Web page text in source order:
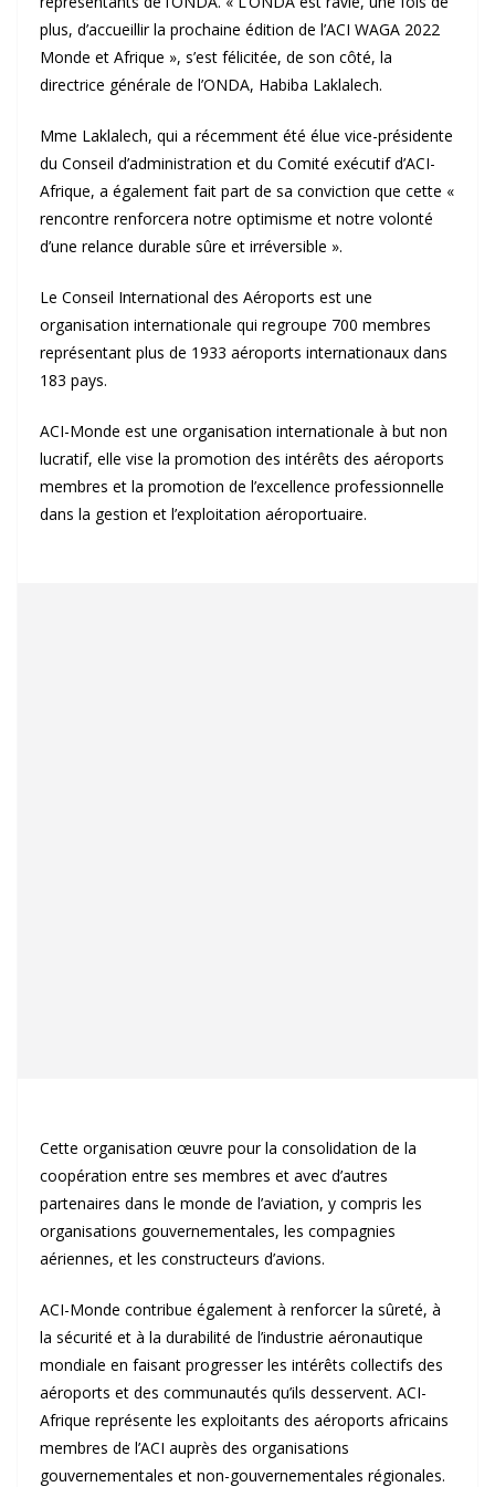
plus, d’accueillir la prochaine édition de l’ACI WAGA 2022
Monde et Afrique », s’est félicitée, de son côté, la
directrice générale de l’ONDA, Habiba Laklalech.
Mme Laklalech, qui a récemment été élue vice-présidente
du Conseil d’administration et du Comité exécutif d’ACI-
Afrique, a également fait part de sa conviction que cette «
rencontre renforcera notre optimisme et notre volonté
d’une relance durable sûre et irréversible ».
Le Conseil International des Aéroports est une
organisation internationale qui regroupe 700 membres
représentant plus de 1933 aéroports internationaux dans
183 pays.
ACI-Monde est une organisation internationale à but non
lucratif, elle vise la promotion des intérêts des aéroports
membres et la promotion de l’excellence professionnelle
dans la gestion et l’exploitation aéroportuaire.
Cette organisation œuvre pour la consolidation de la
coopération entre ses membres et avec d’autres
partenaires dans le monde de l’aviation, y compris les
organisations gouvernementales, les compagnies
aériennes, et les constructeurs d’avions.
ACI-Monde contribue également à renforcer la sûreté, à
la sécurité et à la durabilité de l’industrie aéronautique
mondiale en faisant progresser les intérêts collectifs des
aéroports et des communautés qu’ils desservent. ACI-
Afrique représente les exploitants des aéroports africains
membres de l’ACI auprès des organisations
gouvernementales et non-gouvernementales régionales.